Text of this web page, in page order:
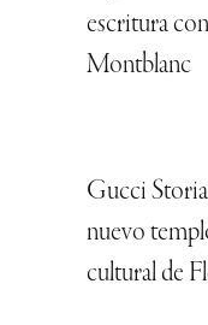
escritura con
Montblanc
Gucci
nuevo
cultural de